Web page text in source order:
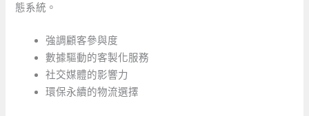
態系統。
強調顧客參與度
數據驅動的客製化服務
社交媒體的影響力
環保永續的物流選擇